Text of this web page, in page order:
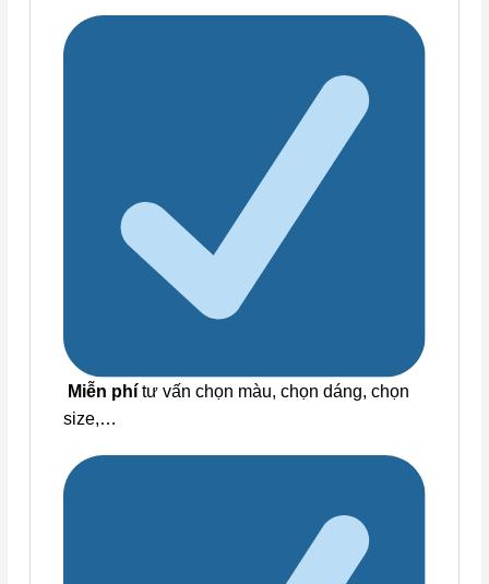
Miễn phí tư vấn chọn màu, chọn dáng, chọn
size,…